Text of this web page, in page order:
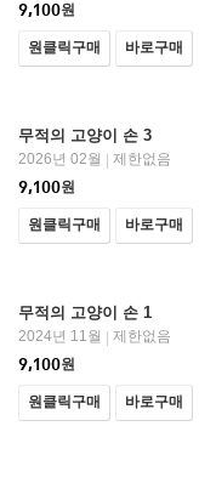
9,100원
원클릭구매 바로구매
무적의 고양이 손 3
2026년 02월
제한없음
9,100원
원클릭구매 바로구매
무적의 고양이 손 1
2024년 11월
제한없음
9,100원
원클릭구매 바로구매